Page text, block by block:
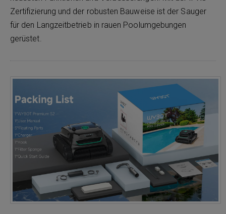
Zertifizierung und der robusten Bauweise ist der Sauger
für den Langzeitbetrieb in rauen Poolumgebungen
gerüstet.